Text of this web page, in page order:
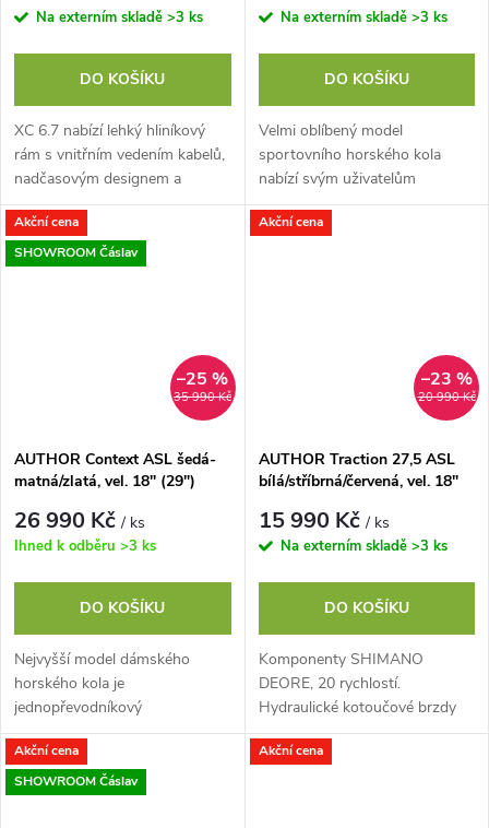
Na externím skladě >3 ks
DO KOŠÍKU
XC 6.7 nabízí lehký hliníkový
rám s vnitřním vedením kabelů,
nadčasovým designem a
geometrií vhodnou pro
celodenní vyjížďky. Pohon
zajišťuje spolehlivá...
Na externím skladě >3 ks
DO KOŠÍKU
Velmi oblíbený model
sportovního horského kola
nabízí svým uživatelům
prakticky všechny benefity
dražších modelů bez
Akční cena
SHOWROOM Čáslav
35 990 Kč
–25 %
AUTHOR Context ASL šedá-
matná/zlatá, vel. 18" (29")
26 990 Kč/ ks
Ihned k odběru >3 ks
DO KOŠÍKU
Nejvyšší model dámského
horského kola je
jednopřevodníkový
model Author Context ASL.
Nabízí všechny
výhody 12rychlostního řadicího
Akční cena
20 990 Kč
–23 %
AUTHOR Traction 27,5 ASL
bílá/stříbrná/červená, vel. 18"
15 990 Kč/ ks
Na externím skladě >3 ks
DO KOŠÍKU
Komponenty SHIMANO
DEORE, 20 rychlostí.
Hydraulické kotoučové brzdy
TEKTRO. Skladací pláště
VITTORIA BARZO 27.5"x2.25".
Akční cena
SHOWROOM Čáslav
Akční cena